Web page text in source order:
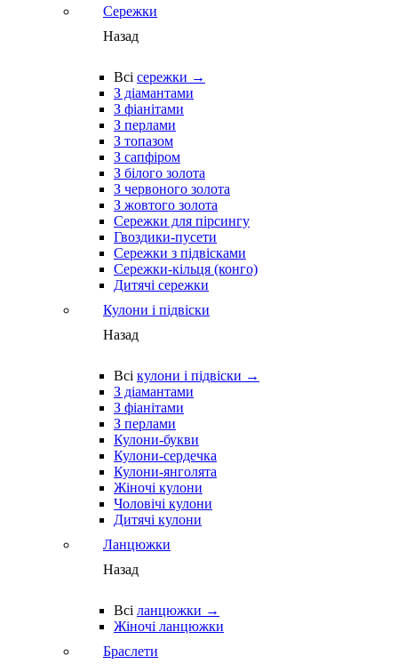
Сережки
Назад
Всі сережки →
З діамантами
З фіанітами
З перлами
З топазом
З сапфіром
З білого золота
З червоного золота
З жовтого золота
Сережки для пірсингу
Гвоздики-пусети
Сережки з підвісками
Сережки-кільця (конго)
Дитячі сережки
Кулони і підвіски
Назад
Всі кулони і підвіски →
З діамантами
З фіанітами
З перлами
Кулони-букви
Кулони-сердечка
Кулони-янголята
Жіночі кулони
Чоловічі кулони
Дитячі кулони
Ланцюжки
Назад
Всі ланцюжки →
Жіночі ланцюжки
Браслети